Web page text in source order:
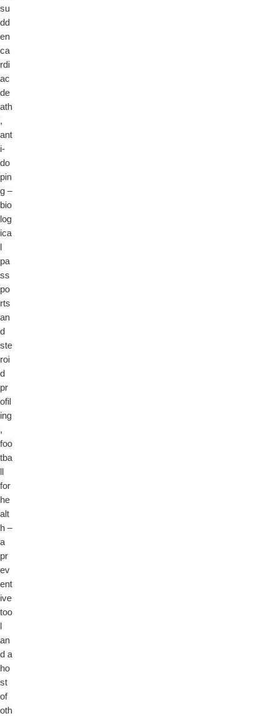
su
dd
en
ca
rdi
ac
de
ath
,
ant
i-
do
pin
g –
bio
log
ica
l
pa
ss
po
rts
an
d
ste
roi
d
pr
ofil
ing
,
foo
tba
ll
for
he
alt
h –
a
pr
ev
ent
ive
too
l
an
d a
ho
st
of
oth